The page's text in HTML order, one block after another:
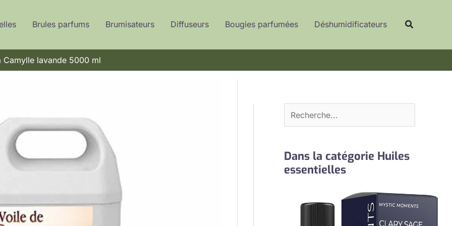
Brules parfums Brumisateurs Diffuseurs Bougies parfumées Déshumidificateurs
Camylle lavande 5000 ml
e
e
c
r
Dans la catégorie Huiles
essentielles